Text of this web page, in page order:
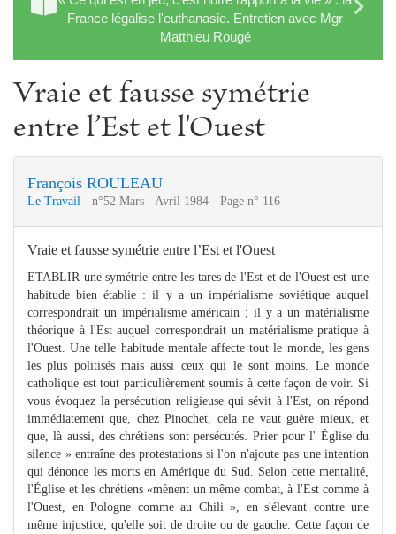
France légalise l'euthanasie. Entretien avec Mgr
Matthieu Rougé
Vraie et fausse symétrie
entre l’Est et l'Ouest
François ROULEAU
Le Travail - n°52 Mars - Avril 1984 - Page n° 116
Vraie et fausse symétrie entre l’Est et l'Ouest
ETABLIR une symétrie entre les tares de l'Est et de l'Ouest est une
habitude bien établie : il y a un impérialisme soviétique auquel
correspondrait un impérialisme américain ; il y a un matérialisme
théorique à l'Est auquel correspondrait un matérialisme pratique à
l'Ouest. Une telle habitude mentale affecte tout le monde, les gens
les plus politisés mais aussi ceux qui le sont moins. Le monde
catholique est tout particulièrement soumis à cette façon de voir. Si
vous évoquez la persécution religieuse qui sévit à l'Est, on répond
immédiatement que, chez Pinochet, cela ne vaut guère mieux, et
que, là aussi, des chrétiens sont persécutés. Prier pour l' Église du
silence » entraîne des protestations si l'on n'ajoute pas une intention
qui dénonce les morts en Amérique du Sud. Selon cette mentalité,
l'Église et les chrétiens «mènent un même combat, à l'Est comme à
l'Ouest, en Pologne comme au Chili », en s'élevant contre une
même injustice, qu'elle soit de droite ou de gauche. Cette façon de